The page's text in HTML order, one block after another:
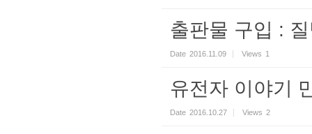
출판물 구입 :
Date 2016.11.09 Views 1
유전자 이야기
Date 2016.10.27 Views 2